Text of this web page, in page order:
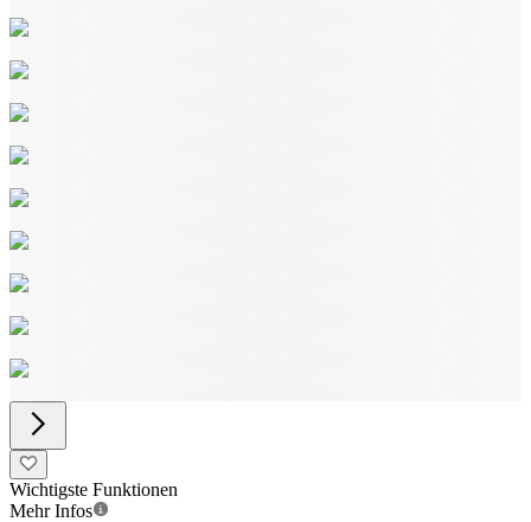
Wichtigste Funktionen
Mehr Infos